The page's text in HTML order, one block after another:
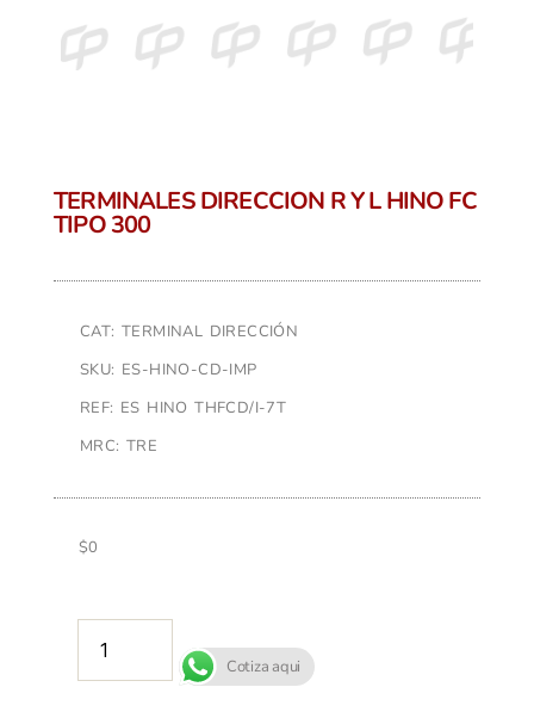
TERMINALES DIRECCION R Y L HINO FC
TIPO 300
CAT: TERMINAL DIRECCIÓN
SKU: ES-HINO-CD-IMP
REF: ES HINO THFCD/I-7T
MRC: TRE
$0
Cotiza aqui